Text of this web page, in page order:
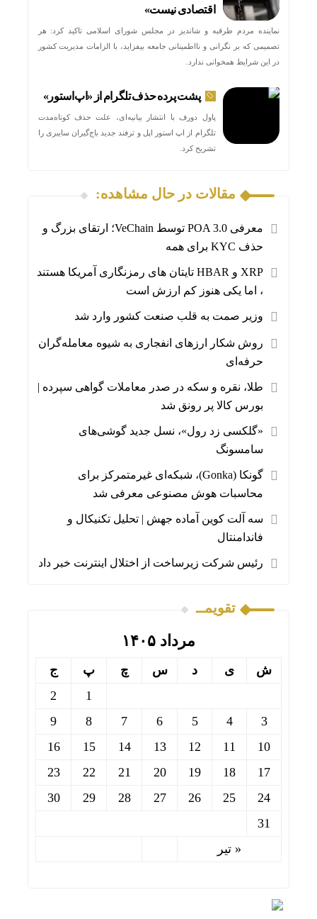
اقتصادی نیست»
نماینده مردم طرقبه و شاندیز در مجلس شورای اسلامی تاکید کرد: هر
تصمیمی که بر نگرانی و نااطمینانی جامعه بیفزاید، با الزامات مدیریت کشور
در این شرایط همخوانی ندارد.
پشت پرده حذف تلگرام از «اپ‌استور»
پاول دورف با انتشار بیانیه‌ای، علت حذف کوتاه‌مدت
تلگرام از اپ استور اپل و ترفند جدید باج‌گیران سایبری را
تشریح کرد.
مقالات در حال مشاهده:
معرفی POA 3.0 توسط VeChain؛ ارتقای بزرگ و
حذف KYC برای همه
XRP و HBAR تایتان های رمزنگاری آمریکا هستند
، اما یکی هنوز کم ارزش است
وزیر صمت به قلب صنعت کشور وارد شد
روش شکار ارز‌های انفجاری به شیوه معامله‌گران
حرفه‌ای
طلا، نقره و سکه در صدر معاملات گواهی سپرده |
بورس کالا پر رونق شد
«گلکسی زد رول»، نسل جدید گوشی‌های
سامسونگ
گونکا (Gonka)، شبکه‌ای غیرمتمرکز برای
محاسبات هوش مصنوعی معرفی شد
سه آلت کوین آماده جهش | تحلیل تکنیکال و
فاندامنتال
رئیس شرکت زیرساخت از اختلال اینترنت خبر داد
تقویمــ
مرداد ۱۴۰۵
ش ی د س چ پ ج
« تیر
1
2
3
4
5
6
7
8
9
10
11
12
13
14
15
16
17
18
19
20
21
22
23
24
25
26
27
28
29
30
31